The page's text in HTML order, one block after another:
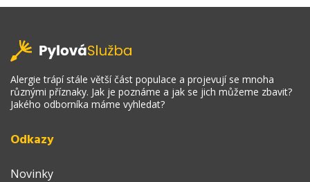
Alergie trápí stále větší část populace a projevují se mnoha
různými příznaky. Jak je poznáme a jak se jich můžeme zbavit?
Jakého odborníka máme vyhledat?
Odkazy
Novinky